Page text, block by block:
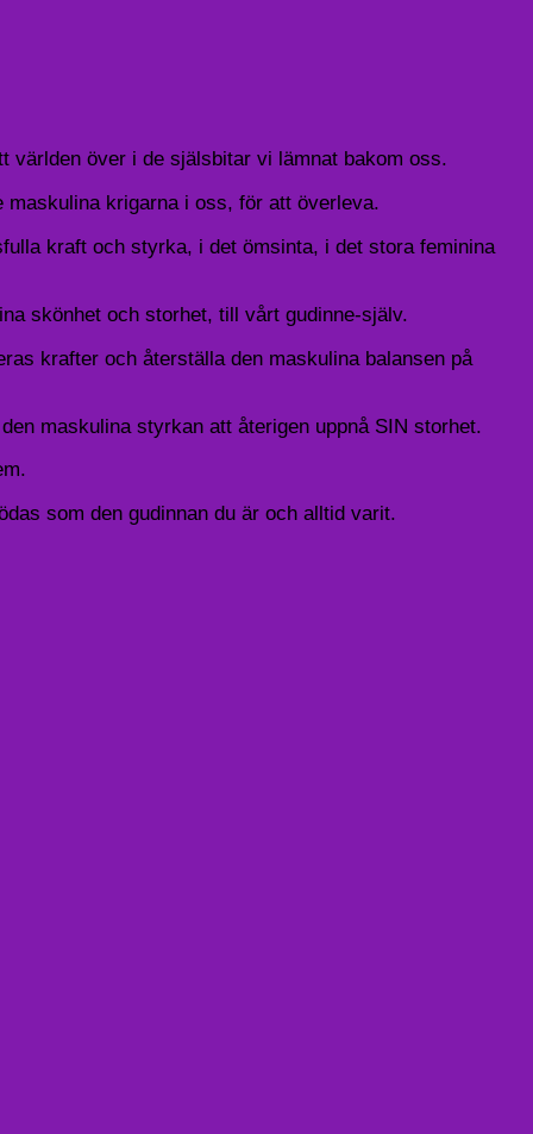
världen över i de själsbitar vi lämnat bakom oss.
krigarna i oss, för att överleva.
kraft och styrka, i det ömsinta, i det stora feminina
skönhet och storhet, till vårt gudinne-själv.
krafter och återställa den maskulina balansen på
maskulina styrkan att återigen uppnå SIN storhet.
som den gudinnan du är och alltid varit.